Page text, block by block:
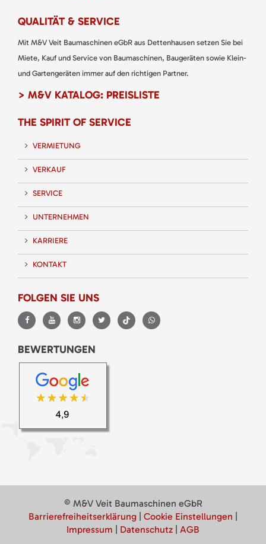
QUALITÄT & SERVICE
Mit M&V Veit Baumaschinen eGbR aus Dettenhausen setzen Sie bei
Miete, Kauf und Service von Baumaschinen, Baugeräten sowie Klein-
und Gartengeräten immer auf den richtigen Partner.
> M&V KATALOG: PREISLISTE
THE SPIRIT OF SERVICE
VERMIETUNG
VERKAUF
SERVICE
UNTERNEHMEN
KARRIERE
KONTAKT
FOLGEN SIE UNS
BEWERTUNGEN
© M&V Veit Baumaschinen eGbR
Barrierefreiheitserklärung
Cookie Einstellungen
Impressum
Datenschutz AGB